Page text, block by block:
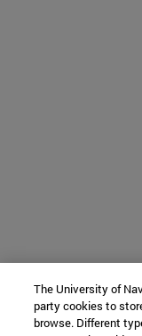
The University of
party cookies to
browse. Different